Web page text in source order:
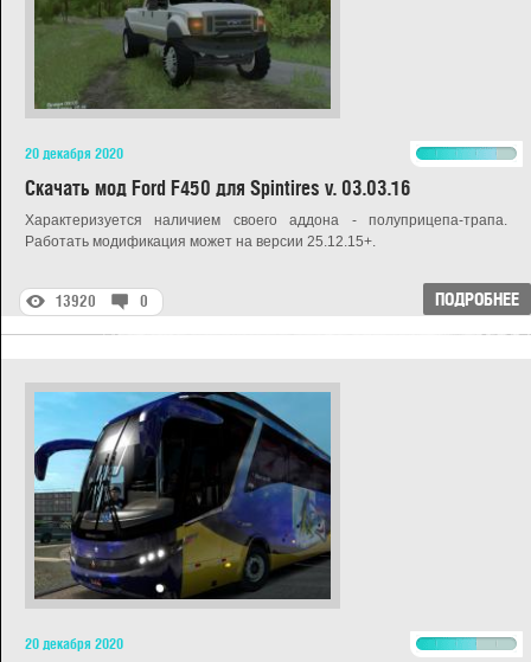
20 декабря 2020
Скачать мод Ford F450 для Spintires v. 03.03.16
Характеризуется наличием своего аддона - полуприцепа-трапа.
Работать модификация может на версии 25.12.15+.
G 13920 D 0 ПОДРОБНЕЕ
20 декабря 2020